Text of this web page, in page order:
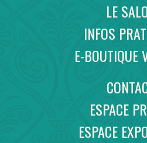
LE
INFOS
E-BOUTIQUE
ESPACE
ESPACE